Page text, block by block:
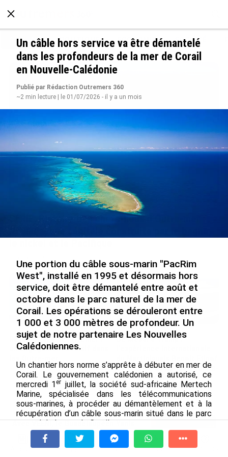
À LA UNE POLITIQUE ECONOMIE SOCIÉTÉ
SÉRIE. Histoire des chefs-lieux d’Outre-mer :
Nouméa, une capitale construite par le bagne,
Rapport 2025 de l’Ifremer :
un engagement décisif dans
le 07/08/2026
De Messi à Trump :
au service du Karibea Sainte-
Luce en Martinique
le 07/08/2026
Avec VEENI, le Guadeloupéen Yanis
Foy entend participer au
développement tourist...
À la une Tv Radio A Propos
Un câble hors service va être démantelé
dans les profondeurs de la mer de Corail
en Nouvelle-Calédonie
Publié par Rédaction Outremers 360
~2 min lecture | le 01/07/2026 - il y a un mois
Une portion du câble sous-marin "PacRim
West", installé en 1995 et désormais hors
service, doit être démantelé entre août et
octobre dans le parc naturel de la mer de
Corail. Les opérations se dérouleront entre
1 000 et 3 000 mètres de profondeur. Un
sujet de notre partenaire Les Nouvelles
Calédoniennes.
Un chantier hors norme s’apprête à débuter en mer de
Corail. Le gouvernement calédonien a autorisé, ce
mercredi 1er juillet, la société sud-africaine Mertech
Marine, spécialisée dans les télécommunications
sous-marines, à procéder au démantèlement et à la
récupération d’un câble sous-marin situé dans le parc
naturel de la mer de Corail.
Nommé "PacRim West", ce câble mis en service en
1995 reliait l’Australie à Guam sur 7 062 km et